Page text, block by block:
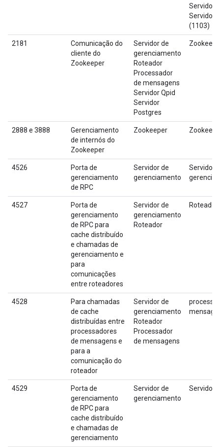
Servidor
Servidor
(1103)
2181
Comunicação do
cliente do
Zookeeper
Servidor de
gerenciamento
Roteador
Processador
de mensagens
Servidor Qpid
Servidor
Postgres
2888 e 3888
Gerenciamento
de internós do
Zookeeper
Zookeeper
4526
Porta de
gerenciamento
de RPC
Servidor de
gerenciamento
Servidor
4527
Porta de
gerenciamento
de RPC para
cache distribuído
e chamadas de
gerenciamento e
para
comunicações
entre roteadores
Servidor de
gerenciamento
Roteador
Roteador
4528
Para chamadas
de cache
distribuídas entre
processadores
de mensagens e
para a
comunicação do
roteador
Servidor de
gerenciamento
Roteador
Processador
de mensagens
4529
Porta de
gerenciamento
de RPC para
cache distribuído
e chamadas de
gerenciamento
Servidor de
gerenciamento
Servidor